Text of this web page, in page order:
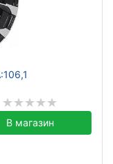
В магазин